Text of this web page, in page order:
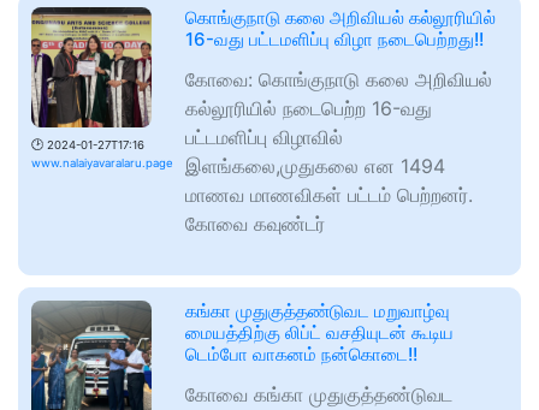
🕑 2024-01-27T17:16
www.nalaiyavaralaru.page
கொங்குநாடு கலை அறிவியல் கல்லூரியில்
16-வது பட்டமளிப்பு விழா நடைபெற்றது!!
கோவை: கொங்குநாடு கலை அறிவியல்
கல்லூரியில் நடைபெற்ற 16-வது
பட்டமளிப்பு விழாவில்
இளங்கலை,முதுகலை என 1494
மாணவ மாணவிகள் பட்டம் பெற்றனர்.
கோவை கவுண்டர்
கங்கா முதுகுத்தண்டுவட மறுவாழ்வு
மையத்திற்கு லிப்ட் வசதியுடன் கூடிய
டெம்போ வாகனம் நன்கொடை!!
கோவை கங்கா முதுகுத்தண்டுவட